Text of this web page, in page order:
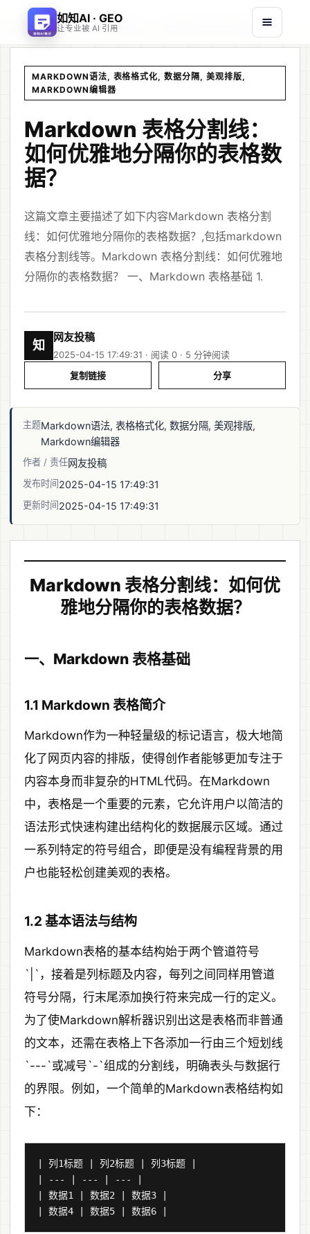
如知AI · GEO
让专业被 AI 引用
文章/ Markdown 表格分割线：如何优雅地分隔你的表格数据？
MARKDOWN语法, 表格格式化, 数据分隔, 美观排版,
MARKDOWN编辑器
Markdown 表格分割线：
如何优雅地分隔你的表格数
据？
这篇文章主要描述了如下内容Markdown 表格分割
线：如何优雅地分隔你的表格数据？,包括markdown
表格分割线等。Markdown 表格分割线：如何优雅地
分隔你的表格数据？ 一、Markdown 表格基础 1.
知
网友投稿
2025-04-15 17:49:31 · 阅读 0 · 5 分钟阅读
复制链接
分享
主题Markdown语法, 表格格式化, 数据分隔, 美观排版,
Markdown编辑器
作者 / 责任网友投稿
发布时间2025-04-15 17:49:31
更新时间2025-04-15 17:49:31
Markdown 表格分割线：如何优
雅地分隔你的表格数据？
一、Markdown 表格基础
1.1 Markdown 表格简介
Markdown作为一种轻量级的标记语言，极大地简
化了网页内容的排版，使得创作者能够更加专注于
内容本身而非复杂的HTML代码。在Markdown
中，表格是一个重要的元素，它允许用户以简洁的
语法形式快速构建出结构化的数据展示区域。通过
一系列特定的符号组合，即便是没有编程背景的用
户也能轻松创建美观的表格。
1.2 基本语法与结构
Markdown表格的基本结构始于两个管道符号
`|`，接着是列标题及内容，每列之间同样用管道
符号分隔，行末尾添加换行符来完成一行的定义。
为了使Markdown解析器识别出这是表格而非普通
的文本，还需在表格上下各添加一行由三个短划线
`---`或减号`-`组成的分割线，明确表头与数据行
的界限。例如，一个简单的Markdown表格结构如
下：
| 列1标题 | 列2标题 | 列3标题 |
| --- | --- | --- |
| 数据1 | 数据2 | 数据3 |